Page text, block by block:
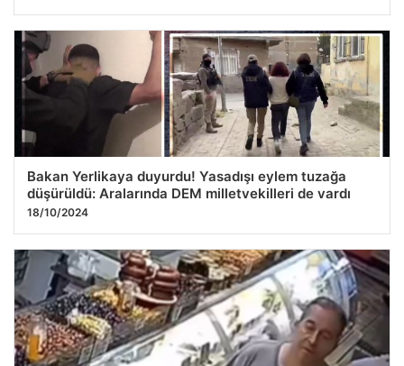
Bakan Yerlikaya duyurdu! Yasadışı eylem tuzağa
düşürüldü: Aralarında DEM milletvekilleri de vardı
18/10/2024